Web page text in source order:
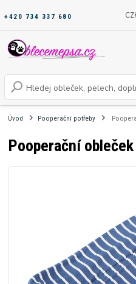
+420 734 337 680
Úvod Pooperační potřeby
Pooperační